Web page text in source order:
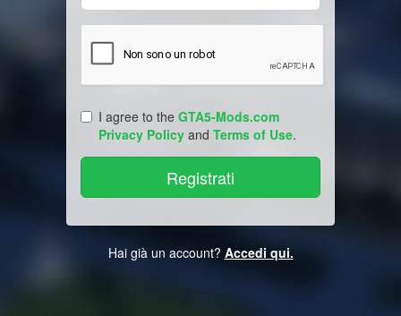
I agree to the GTA5-Mods.com
Privacy Policy and Terms of Use.
Hai già un account? Accedi qui.